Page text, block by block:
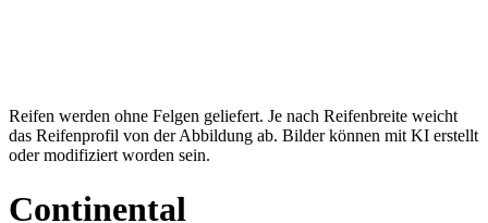
Reifen werden ohne Felgen geliefert. Je nach Reifenbreite weicht
das Reifenprofil von der Abbildung ab. Bilder können mit KI erstellt
oder modifiziert worden sein.
Continental